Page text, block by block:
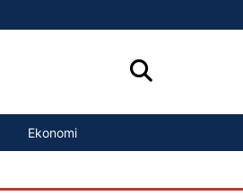
Ekonomi